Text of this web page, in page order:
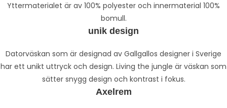
Yttermaterialet är av 100% polyester och innermaterial 100%
bomull.
unik design
Datorväskan som är designad av Gallgallos designer i Sverige
har ett unikt uttryck och design. Living the jungle är väskan som
sätter snygg design och kontrast i fokus.
Axelrem